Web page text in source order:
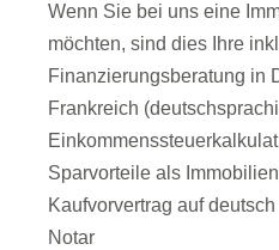
Wenn Sie bei uns eine
möchten, sind dies Ihre
Finanzierungsberatung in
Frankreich
Sparvorteile als
Kaufvorvertrag auf
Notar